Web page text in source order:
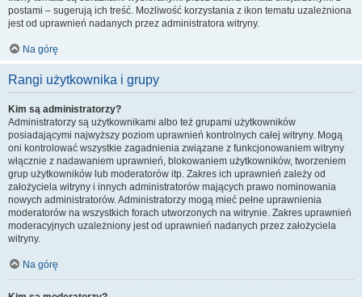
postami – sugerują ich treść. Możliwość korzystania z ikon tematu uzależniona
jest od uprawnień nadanych przez administratora witryny.
Na górę
Rangi użytkownika i grupy
Kim są administratorzy?
Administratorzy są użytkownikami albo też grupami użytkowników
posiadającymi najwyższy poziom uprawnień kontrolnych całej witryny. Mogą
oni kontrolować wszystkie zagadnienia związane z funkcjonowaniem witryny
włącznie z nadawaniem uprawnień, blokowaniem użytkowników, tworzeniem
grup użytkowników lub moderatorów itp. Zakres ich uprawnień zależy od
założyciela witryny i innych administratorów mających prawo nominowania
nowych administratorów. Administratorzy mogą mieć pełne uprawnienia
moderatorów na wszystkich forach utworzonych na witrynie. Zakres uprawnień
moderacyjnych uzależniony jest od uprawnień nadanych przez założyciela
witryny.
Na górę